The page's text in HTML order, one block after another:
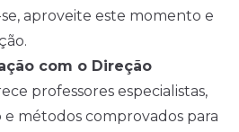
aproveite este momento e
com o Direção
professores especialistas,
métodos comprovados para